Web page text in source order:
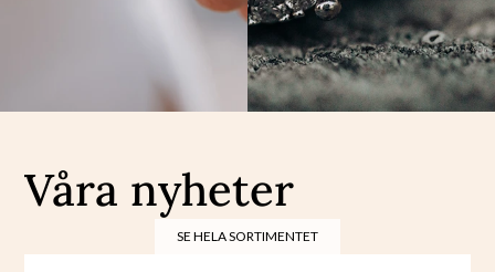
Våra nyheter
SE HELA SORTIMENTET